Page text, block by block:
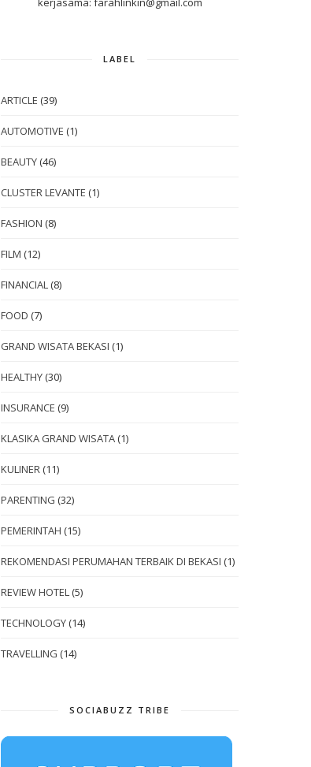
LABEL
ARTICLE (39)
AUTOMOTIVE (1)
BEAUTY (46)
CLUSTER LEVANTE (1)
FASHION (8)
FILM (12)
FINANCIAL (8)
FOOD (7)
GRAND WISATA BEKASI (1)
HEALTHY (30)
INSURANCE (9)
KLASIKA GRAND WISATA (1)
KULINER (11)
PARENTING (32)
PEMERINTAH (15)
REKOMENDASI PERUMAHAN TERBAIK DI BEKASI (1)
REVIEW HOTEL (5)
TECHNOLOGY (14)
TRAVELLING (14)
SOCIABUZZ TRIBE